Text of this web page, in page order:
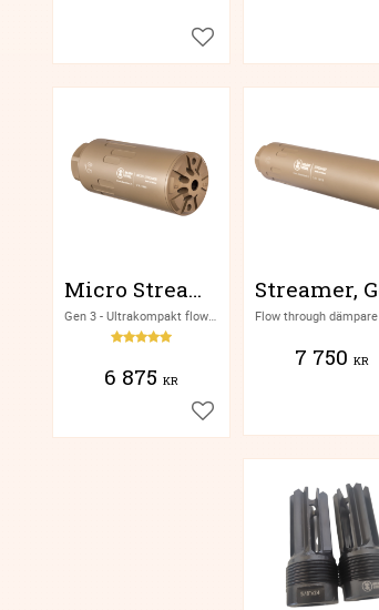
Lägg till i favoriter
Micro Streamer, Gen 3
6 875 KR
Lägg till i favoriter
7 750 KR